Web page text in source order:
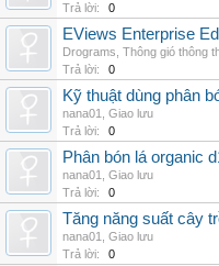
Trả lời:
0
EViews Enterprise
Drograms Thông gió thông
Trả lời:
0
Kỹ thuật dùng phân
nana01
Giao lưu
Trả lời:
0
Phân bón lá organic
nana01
Giao lưu
Trả lời:
0
Tăng năng suất cây
nana01
Giao lưu
Trả lời:
0